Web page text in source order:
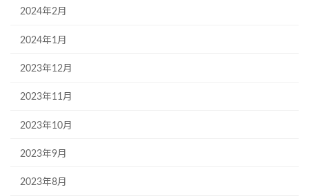
2024年2月
2024年1月
2023年12月
2023年11月
2023年10月
2023年9月
2023年8月